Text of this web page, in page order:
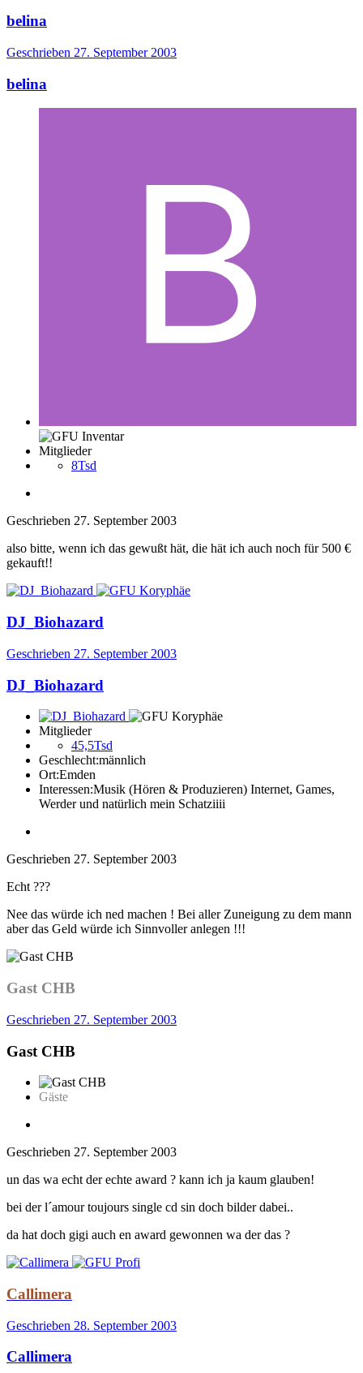
belina
Geschrieben 27. September 2003
belina
Mitglieder
8Tsd
Geschrieben 27. September 2003
also bitte, wenn ich das gewußt hät, die hät ich auch noch für 500 €
gekauft!!
DJ_Biohazard
Geschrieben 27. September 2003
DJ_Biohazard
Mitglieder
45,5Tsd
Geschlecht:männlich
Ort:Emden
Interessen:Musik (Hören & Produzieren) Internet, Games,
Werder und natürlich mein Schatziiii
Geschrieben 27. September 2003
Echt ???
Nee das würde ich ned machen ! Bei aller Zuneigung zu dem mann
aber das Geld würde ich Sinnvoller anlegen !!!
Gast CHB
Geschrieben 27. September 2003
Gast CHB
Gäste
Geschrieben 27. September 2003
un das wa echt der echte award ? kann ich ja kaum glauben!
bei der l´amour toujours single cd sin doch bilder dabei..
da hat doch gigi auch en award gewonnen wa der das ?
Callimera
Geschrieben 28. September 2003
Callimera